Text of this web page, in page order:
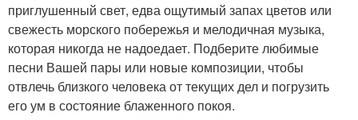
приглушенный свет, едва ощутимый запах цветов или
свежесть морского побережья и мелодичная музыка,
которая никогда не надоедает. Подберите любимые
песни Вашей пары или новые композиции, чтобы
отвлечь близкого человека от текущих дел и погрузить
его ум в состояние блаженного покоя.